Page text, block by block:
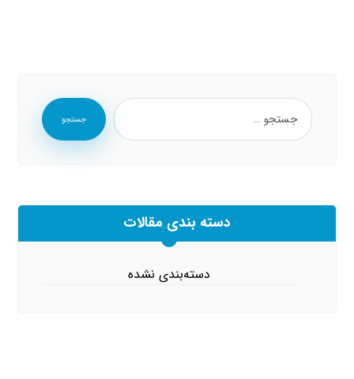
جستجو
دسته بندی مقالات
دسته‌بندی نشده